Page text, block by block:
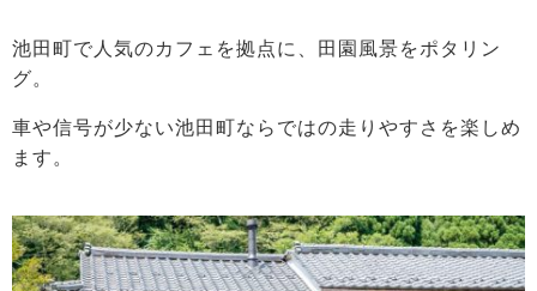
池田町で人気のカフェを拠点に、田園風景をポタリン
グ。
車や信号が少ない池田町ならではの走りやすさを楽しめ
ます。